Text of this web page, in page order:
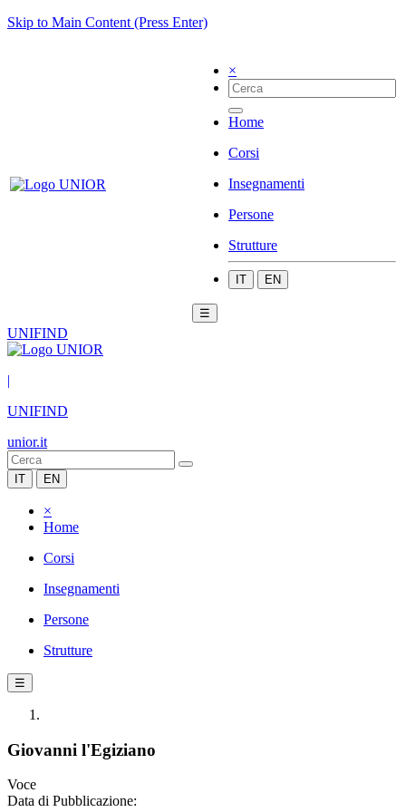
Skip to Main Content (Press Enter)
×
Home
Corsi
Insegnamenti
Persone
Strutture
IT EN
☰
UNIFIND
|
UNIFIND
unior.it
IT EN
×
Home
Corsi
Insegnamenti
Persone
Strutture
☰
Giovanni l'Egiziano
Voce
Data di Pubblicazione: